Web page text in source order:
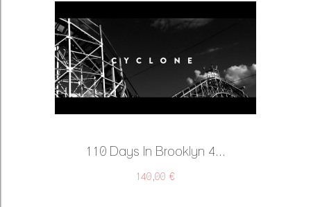
110 Days In Brooklyn 4...
140,00 €